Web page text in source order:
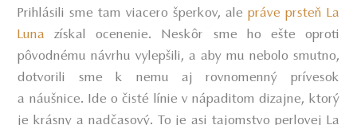
Prihlásili sme tam viacero šperkov, ale práve prsteň La
Luna získal ocenenie. Neskôr sme ho ešte oproti
pôvodnému návrhu vylepšili, a aby mu nebolo smutno,
dotvorili sme k nemu aj rovnomenný prívesok
a náušnice. Ide o čisté línie v nápaditom dizajne, ktorý
je krásny a nadčasový. To je asi tajomstvo perlovej La